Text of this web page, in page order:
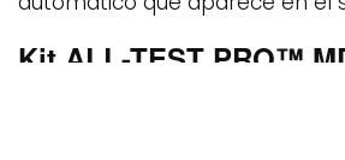
Kit ALL-TEST PRO™